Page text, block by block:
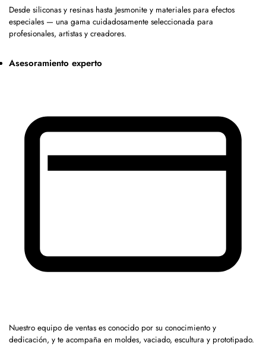
Desde siliconas y resinas hasta Jesmonite y materiales para efectos
especiales — una gama cuidadosamente seleccionada para
profesionales, artistas y creadores.
Asesoramiento experto
Nuestro equipo de ventas es conocido por su conocimiento y
dedicación, y te acompaña en moldes, vaciado, escultura y prototipado.